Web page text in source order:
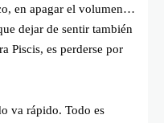
en apagar el volumen…
dejar de sentir también
Piscis, es perderse por
va rápido. Todo es